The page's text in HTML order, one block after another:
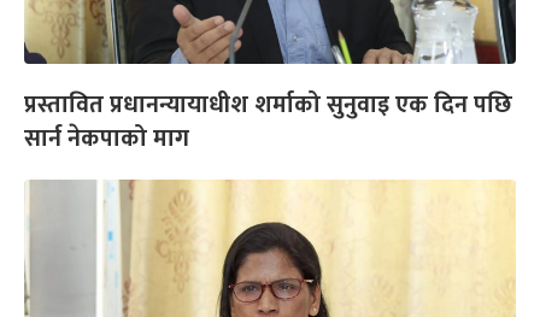
प्रस्तावित प्रधानन्यायाधीश शर्माको सुनुवाइ एक दिन पछि
सार्न नेकपाको माग